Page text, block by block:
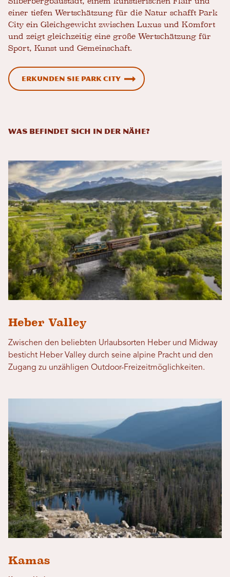
einer tiefen Wertschätzung für die Natur schafft Park
City ein Gleichgewicht zwischen Luxus und Komfort
und zeigt gleichzeitig eine große Wertschätzung für
Sport, Kunst und Gemeinschaft.
Erkunden Sie Park City
Was befindet sich in der Nähe?
Heber Valley
Zwischen den beliebten Urlaubsorten Heber und Midway
besticht Heber Valley durch seine alpine Pracht und den
Zugang zu unzähligen Outdoor-Freizeitmöglichkeiten.
Kamas